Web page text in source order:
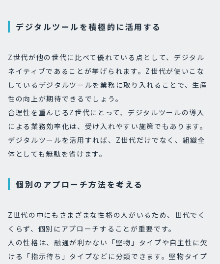
デジタルツールを積極的に活用する
Z世代が他の世代に比べて優れている点として、デジタル
ネイティブであることが挙げられます。Z世代が使いこな
しているデジタルツールを業務に取り入れることで、生産
性の向上が期待できるでしょう。
合理性を重んじるZ世代にとって、デジタルツールの導入
による業務効率化は、受け入れやすい施策でもあります。
デジタルツールを活用すれば、Z世代だけでなく、組織全
体としても無駄を省けます。
個別のアプローチ方法を考える
Z世代の中にもさまざまな性格の人がいるため、世代でく
くらず、個別にアプローチすることが重要です。
人の性格は、融通が利かない「堅物」タイプや自主性に欠
ける「指示待ち」タイプなどに分類できます。堅物タイプ